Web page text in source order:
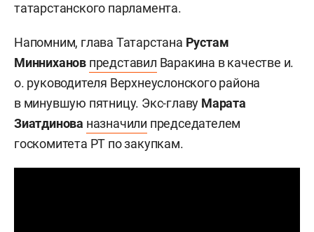
татарстанского парламента.
Напомним, глава Татарстана Рустам
Минниханов представил Варакина в качестве и.
о. руководителя Верхнеуслонского района
в минувшую пятницу. Экс-главу Марата
Зиатдинова назначили председателем
госкомитета РТ по закупкам.